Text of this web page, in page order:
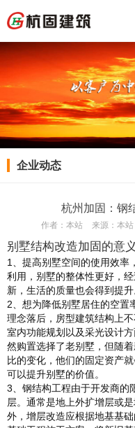
企业动态
杭州加固：钢
作者： 本站 来源： 本站
别墅结构改造加固的意义
1、提高别墅空间的使用效率
利用，别墅的整体性更好，
新，生活的质量也会得到提升
2、想为降低别墅居住的空置
理念落后，房型建筑结构上
室内功能规划以及采光设计
然购置选择了老别墅，但随
比的变化，他们的固定资产
可以提升别墅的价值。
3、 钢结构工程由于开发商的
层。通常是地上外扩增层或
外，增层改造应根据地基基